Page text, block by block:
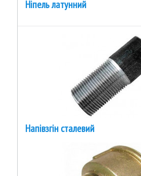
Ніпель латунний
Напівзгін сталевий